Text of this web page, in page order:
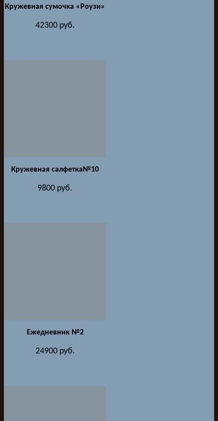
Кружевная сумочка «Роузи»
42300руб.
Кружевная салфетка№10
9800 руб.
Ежедневник №2
24900руб.